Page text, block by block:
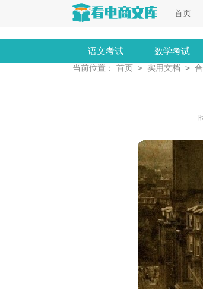
首页
语文考试 数学考试
当前位置： 首页 > 实用文档 >